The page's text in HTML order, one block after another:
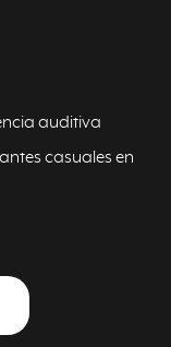
auditiva
casuales en